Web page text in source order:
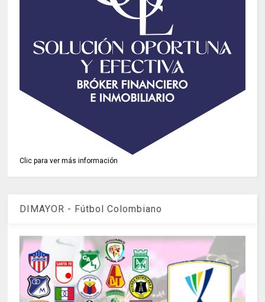
Clic para ver más información
DIMAYOR - Fútbol Colombiano